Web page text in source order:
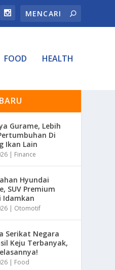
FOOD HEALTH
Gurame, Lebih
Di
Ikan Lain
| Finance
Hyundai
SUV Premium
Idamkan
| Otomotif
Serikat Negara
Keju Terbanyak,
| Food